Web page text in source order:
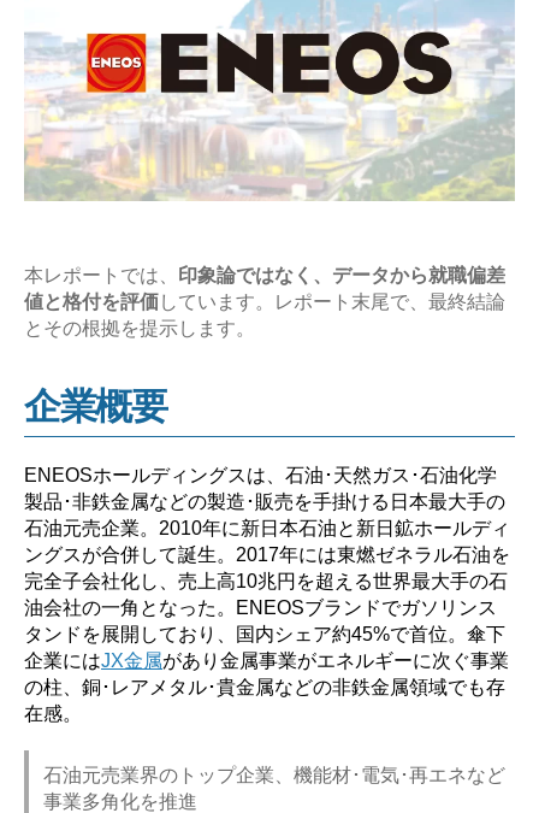
平
均
年
収
の
企
究
本レポートでは、 印象論ではなく、データから就職偏差
値と格付を評価しています。レポート末尾で、最終結論
とその根拠を提示します。
企業概要
ENEOSホールディングスは、石油･天然ガス･石油化学
製品･非鉄金属などの製造･販売を手掛ける日本最大手の
石油元売企業。2010年に新日本石油と新日鉱ホールディ
ングスが合併して誕生。2017年には東燃ゼネラル石油を
完全子会社化し、売上高10兆円を超える世界最大手の石
油会社の一角となった。ENEOSブランドでガソリンス
タンドを展開しており、国内シェア約45%で首位。傘下
企業にはJX金属があり金属事業がエネルギーに次ぐ事業
の柱、銅･レアメタル･貴金属などの非鉄金属領域でも存
在感。
石油元売業界のトップ企業、機能材･電気･再エネなど
事業多角化を推進